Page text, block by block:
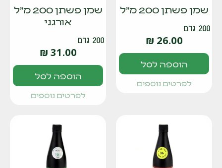
שמן פשתן 200 מ"ל
200 גרם
26.00
₪
הוספה לסל
לפרטים נוספים
שמן פשתן 200 מ"ל
אורגני
200 גרם
31.00
₪
הוספה לסל
לפרטים נוספים